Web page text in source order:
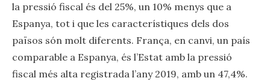
la pressió fiscal és del 25%, un 10% menys que a
Espanya, tot i que les característiques dels dos
països són molt diferents. França, en canvi, un país
comparable a Espanya, és l’Estat amb la pressió
fiscal més alta registrada l’any 2019, amb un 47,4%.